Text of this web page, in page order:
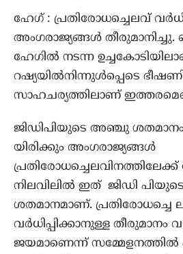
ഹേഗ് : പ്രതിരോധച്ചെലവ്
അംഗരാജ്യങ്ങൾ
ഹേഗിൽ നടന്ന
റഷ്യയിൽനിന്നുൾപ്പെടെ
സാഹചര്യത്തിലാണ്
ജിഡിപിയുടെ അഞ്ചു ശതമാനം
യിരിക്കും അംഗരാജ്യങ്ങൾ
നിലവിലിൽ ഇത് ജിഡി
ശതമാനമാണ്. പ്രതിരോധച്ചെ
വർധിപ്പിക്കാനുള്ള തീരുമാനം
ജയമാണെന്ന്